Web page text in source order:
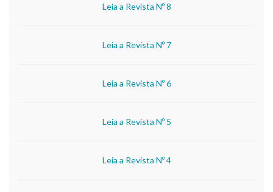
Leia a Revista Nº 8
Leia a Revista Nº 7
Leia a Revista Nº 6
Leia a Revista Nº 5
Leia a Revista Nº 4